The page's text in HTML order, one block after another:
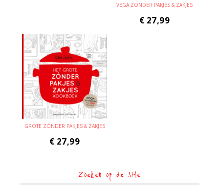
VEGA ZÓNDER PAKJES & ZAKJES
€ 27,99
GROTE ZÓNDER PAKJES & ZAKJES
€ 27,99
Zoeken op de site